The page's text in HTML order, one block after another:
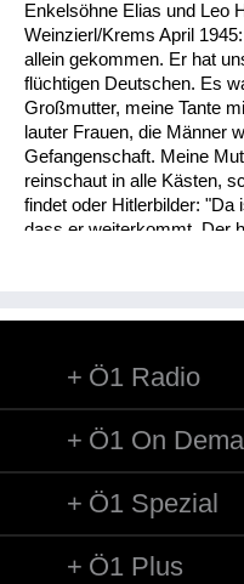
Enkelsöhne Elias und Leo
Weinzierl/Krems April
allein gekommen. Er hat
flüchtigen Deutschen. Es
Großmutter, meine Tante
lauter Frauen, die Männer
Gefangenschaft. Meine
reinschaut in alle Kästen,
findet oder Hitlerbilder: "Da
dass er weiterkommt. Der
aber an der Gestik und
zu blöd geworden und er
annahmen, er erschießt
Ö1 Radio
Ö1 On
Ö1 Spezial
Ö1 Plus